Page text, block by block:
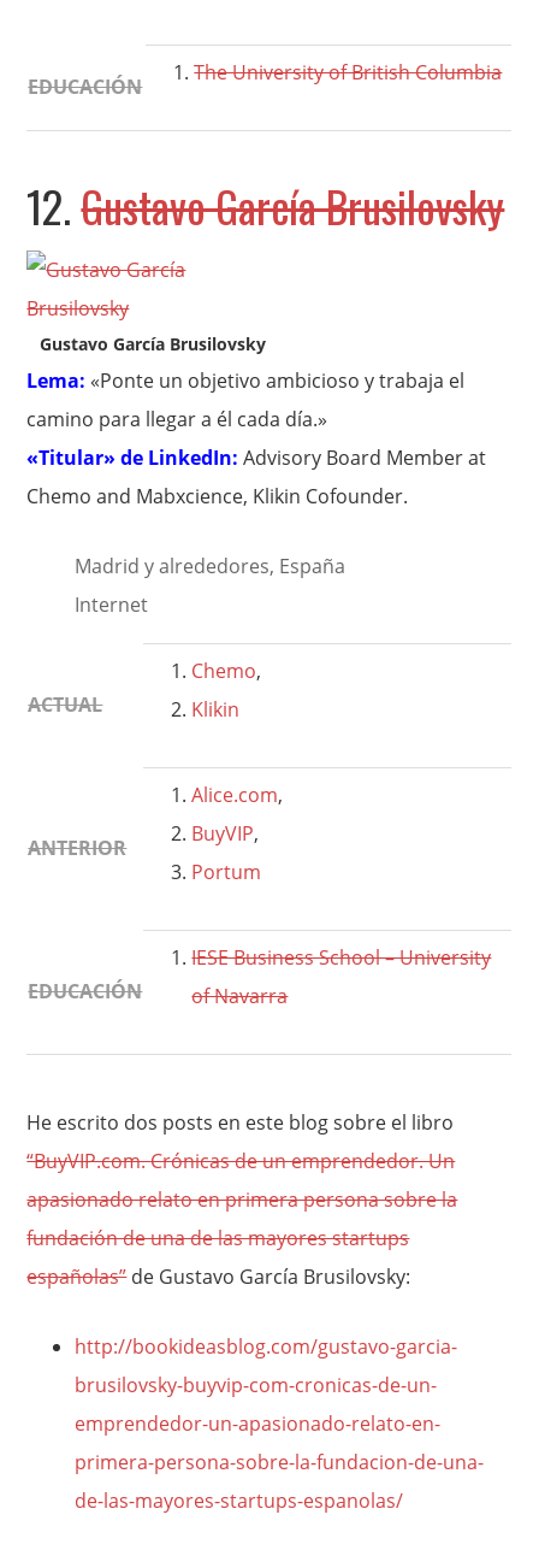
EDUCACIÓN
The University of British Columbia
12.Gustavo García Brusilovsky
Gustavo García Brusilovsky
Lema: «Ponte un objetivo ambicioso y trabaja el
camino para llegar a él cada día.»
«Titular» de LinkedIn:Advisory Board Member at
Chemo and Mabxcience, Klikin Cofounder.
Madrid y alrededores, España
Internet
ACTUAL
Chemo,
Klikin
ANTERIOR
Alice.com,
BuyVIP,
Portum
EDUCACIÓN
IESE Business School – University
of Navarra
He escrito dos posts en este blog sobre el libro
“BuyVIP.com. Crónicas de un emprendedor. Un
apasionado relato en primera persona sobre la
fundación de una de las mayores startups
españolas”de Gustavo García Brusilovsky:
http://bookideasblog.com/gustavo-garcia-
brusilovsky-buyvip-com-cronicas-de-un-
emprendedor-un-apasionado-relato-en-
primera-persona-sobre-la-fundacion-de-una-
de-las-mayores-startups-espanolas/